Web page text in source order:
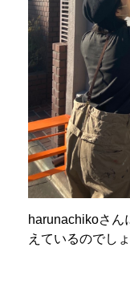
harunachikoさん
えているのでし